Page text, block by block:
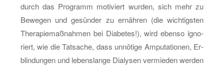
durch das Pro­gramm mo­ti­viert wur­den, sich mehr zu
Be­we­gen und ge­sün­der zu er­näh­ren (die wich­tigs­ten
The­ra­pie­maß­nah­men bei Dia­be­tes!), wird eben­so igno­
riert, wie die Tat­sa­che, dass un­nö­ti­ge Am­pu­ta­tio­nen, Er­
blin­dun­gen und le­bens­lan­ge Dia­ly­sen ver­mie­den wer­den